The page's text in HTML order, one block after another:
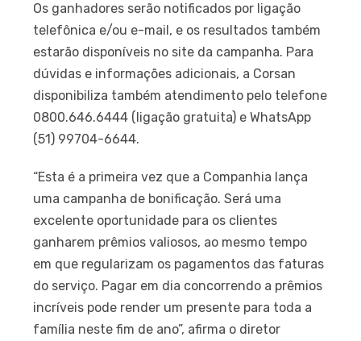
Os ganhadores serão notificados por ligação
telefônica e/ou e-mail, e os resultados também
estarão disponíveis no site da campanha. Para
dúvidas e informações adicionais, a Corsan
disponibiliza também atendimento pelo telefone
0800.646.6444 (ligação gratuita) e WhatsApp
(51) 99704-6644.
“Esta é a primeira vez que a Companhia lança
uma campanha de bonificação. Será uma
excelente oportunidade para os clientes
ganharem prêmios valiosos, ao mesmo tempo
em que regularizam os pagamentos das faturas
do serviço. Pagar em dia concorrendo a prêmios
incríveis pode render um presente para toda a
família neste fim de ano”, afirma o diretor